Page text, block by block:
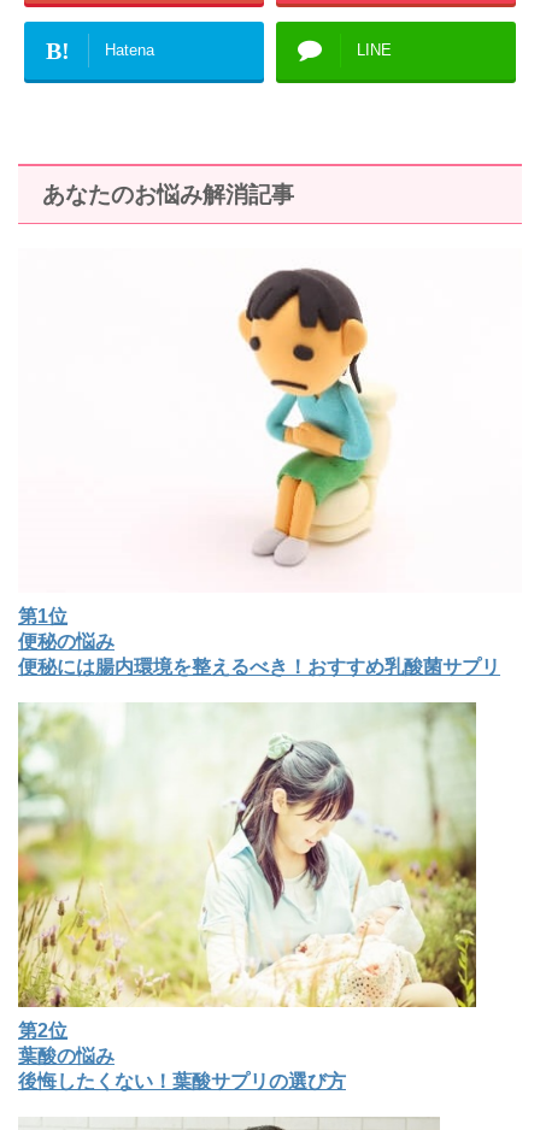
B! Hatena LINE
あなたのお悩み解消記事
第1位
便秘の悩み
便秘には腸内環境を整えるべき！おすすめ乳酸菌サプリ
第2位
葉酸の悩み
後悔したくない！葉酸サプリの選び方